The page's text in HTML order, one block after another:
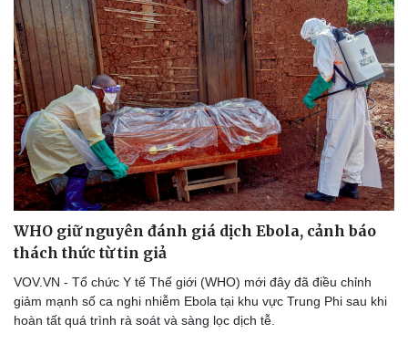
WHO giữ nguyên đánh giá dịch Ebola, cảnh báo
thách thức từ tin giả
VOV.VN - Tổ chức Y tế Thế giới (WHO) mới đây đã điều chỉnh
giảm mạnh số ca nghi nhiễm Ebola tại khu vực Trung Phi sau khi
hoàn tất quá trình rà soát và sàng lọc dịch tễ.